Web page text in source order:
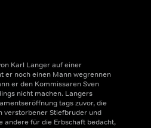
Karl Langer auf einer
er noch einen Mann wegrennen
er den Kommissaren Sven
nicht machen. Langers
tags zuvor, die
verstorbener Stiefbruder und
andere für die Erbschaft bedacht,